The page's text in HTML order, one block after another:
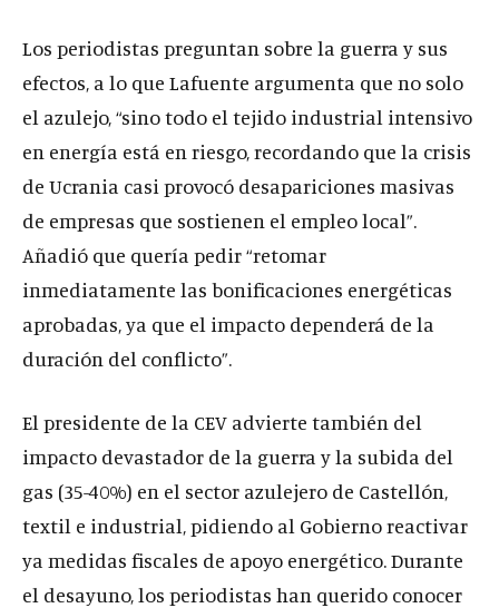
Los periodistas preguntan sobre la guerra y sus
efectos, a lo que Lafuente argumenta que no solo
el azulejo, “sino todo el tejido industrial intensivo
en energía está en riesgo, recordando que la crisis
de Ucrania casi provocó desapariciones masivas
de empresas que sostienen el empleo local”.
Añadió que quería pedir “retomar
inmediatamente las bonificaciones energéticas
aprobadas, ya que el impacto dependerá de la
duración del conflicto”.
El presidente de la CEV advierte también del
impacto devastador de la guerra y la subida del
gas (35-40%) en el sector azulejero de Castellón,
textil e industrial, pidiendo al Gobierno reactivar
ya medidas fiscales de apoyo energético. Durante
el desayuno, los periodistas han querido conocer